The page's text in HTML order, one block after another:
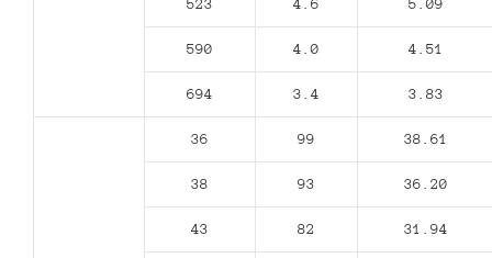
523 4.6 5.09
590 4.0 4.51
694 3.4 3.83
36 99 38.61
38 93 36.20
43 82 31.94